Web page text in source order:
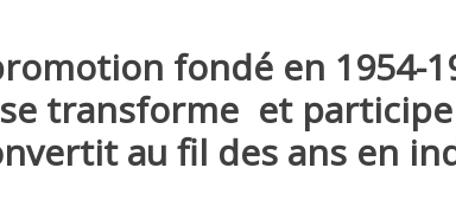
fondé en 1954-
transforme et participe
au fil des ans en